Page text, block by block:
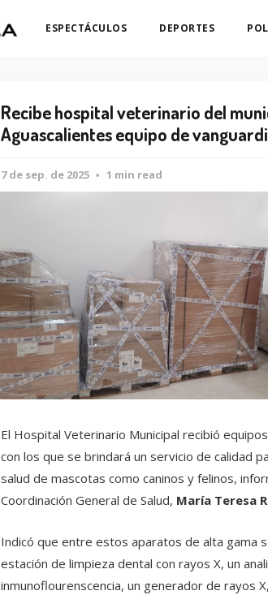
ESPECTÁCULOS DEPORTES
Recibe hospital veterinario del
Aguascalientes equipo de
7 de sep. de 2025 1 min read
El Hospital Veterinario Municipal recibió
con los que se brindará un servicio de calidad
salud de mascotas como caninos y felinos,
Coordinación General de Salud, María Teresa
Indicó que entre estos aparatos de alta gama
estación de limpieza dental con rayos X, un
inmunoflourenscencia, un generador de rayos